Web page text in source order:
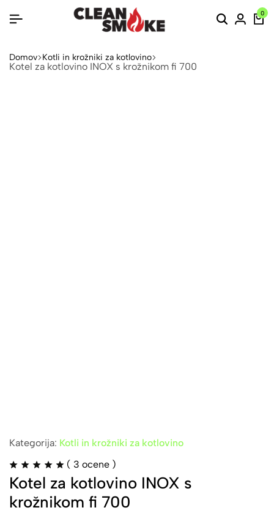
0
Domov Kotli in krožniki za kotlovino
Kotel za kotlovino INOX s krožnikom fi 700
Kategorija: Kotli in krožniki za kotlovino
( 3 ocene )
Kotel za kotlovino INOX s
krožnikom fi 700